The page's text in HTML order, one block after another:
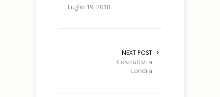
Luglio 19, 2018
NEXT POST
Costruttivi a
Londra